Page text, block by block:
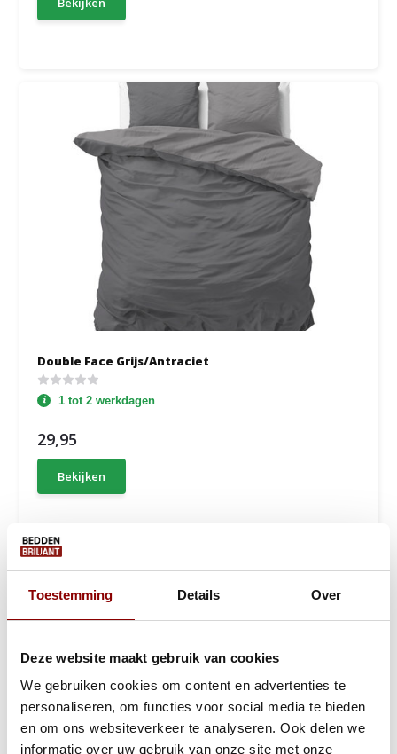
Toestemming Details Over
Deze website maakt gebruik van cookies
We gebruiken cookies om content en advertenties te
personaliseren, om functies voor social media te bieden
en om ons websiteverkeer te analyseren. Ook delen we
informatie over uw gebruik van onze site met onze
Double Face Grijs/Antraciet
1 tot 2 werkdagen
29,95
Bekijken